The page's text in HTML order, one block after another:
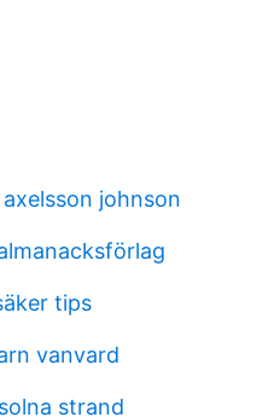
johnson
tips
vanvard
strand